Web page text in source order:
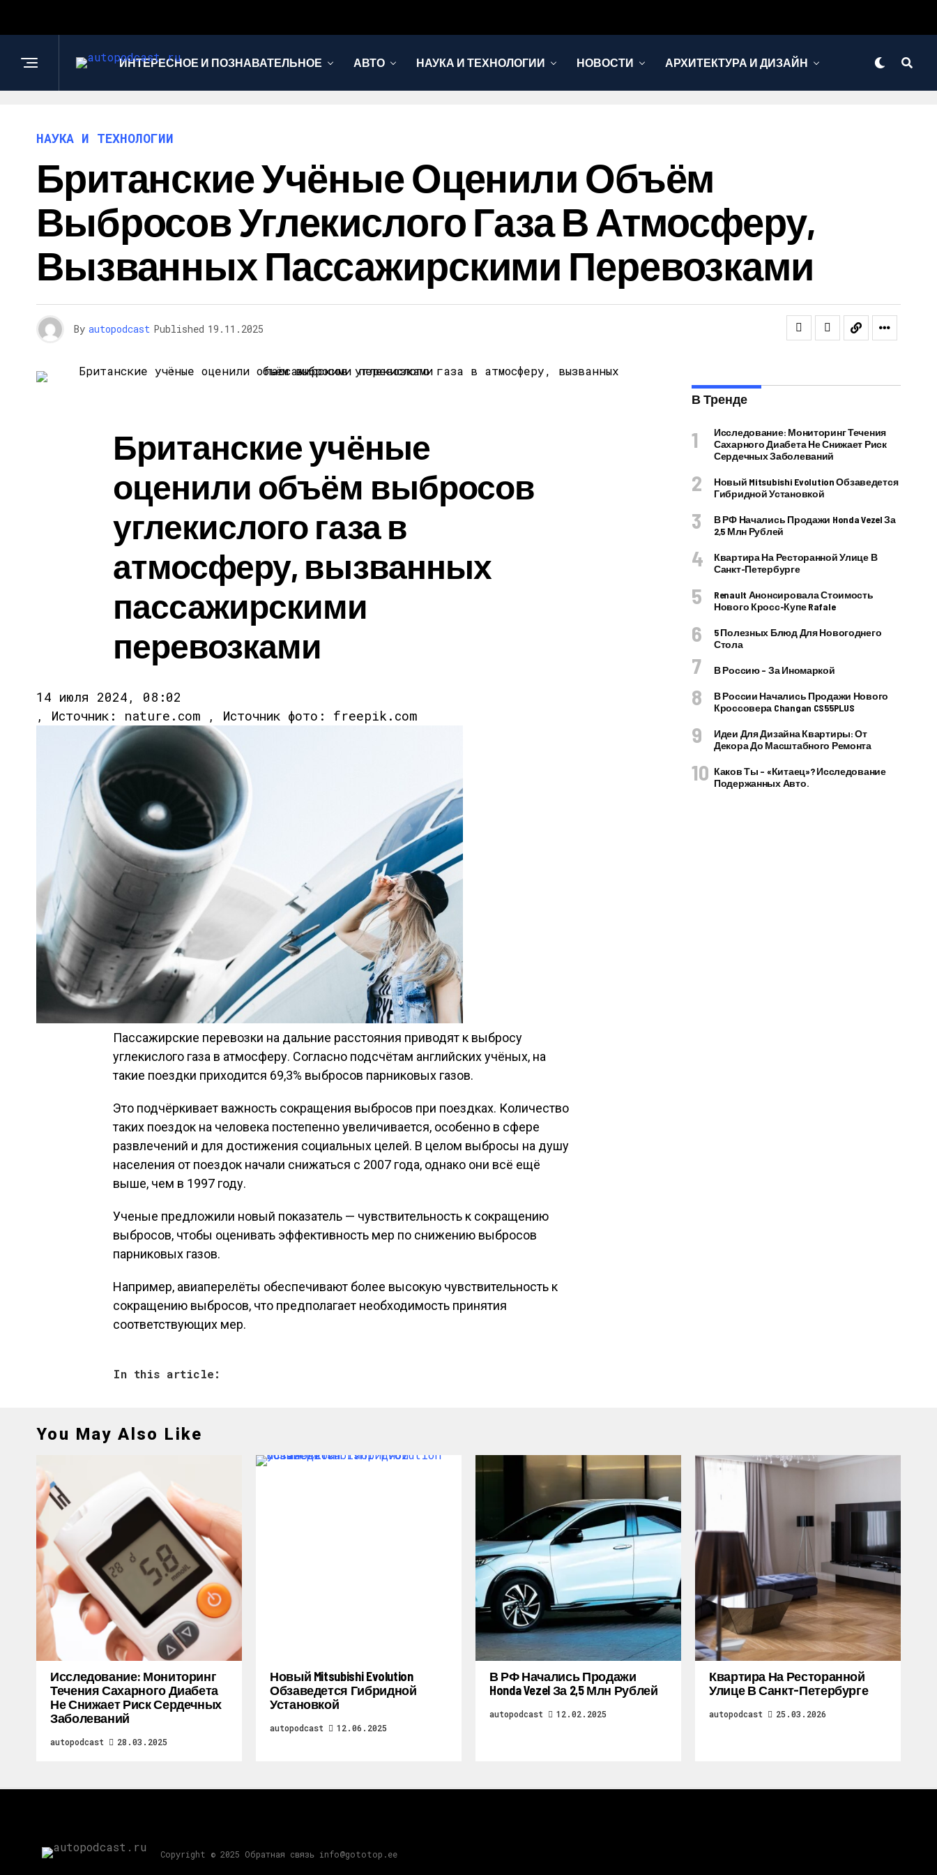
ИНТЕРЕСНОЕ И ПОЗНАВАТЕЛЬНОЕ АВТО НАУКА И ТЕХНОЛОГИИ НОВОСТИ АРХИТЕКТУРА И ДИЗАЙН
НАУКА И ТЕХНОЛОГИИ
Британские Учёные Оценили Объём
Выбросов Углекислого Газа В Атмосферу,
Вызванных Пассажирскими Перевозками
By autopodcast Published 19.11.2025
Британские учёные
оценили объём выбросов
углекислого газа в
атмосферу, вызванных
пассажирскими
перевозками
14 июля 2024, 08:02
, Источник: nature.com , Источник фото: freepik.com
Пассажирские перевозки на дальние расстояния приводят к выбросу
углекислого газа в атмосферу. Согласно подсчётам английских учёных, на
такие поездки приходится 69,3% выбросов парниковых газов.
Это подчёркивает важность сокращения выбросов при поездках. Количество
таких поездок на человека постепенно увеличивается, особенно в сфере
развлечений и для достижения социальных целей. В целом выбросы на душу
населения от поездок начали снижаться с 2007 года, однако они всё ещё
выше, чем в 1997 году.
Ученые предложили новый показатель — чувствительность к сокращению
выбросов, чтобы оценивать эффективность мер по снижению выбросов
парниковых газов.
Например, авиаперелёты обеспечивают более высокую чувствительность к
сокращению выбросов, что предполагает необходимость принятия
соответствующих мер.
In this article:
В Тренде
Исследование: Мониторинг Течения
Сахарного Диабета Не Снижает Риск
Сердечных Заболеваний
Новый Mitsubishi Evolution Обзаведется
Гибридной Установкой
В РФ Начались Продажи Honda Vezel За
2,5 Млн Рублей
Квартира На Ресторанной Улице В
Санкт-Петербурге
Renault Анонсировала Стоимость
Нового Кросс-Купе Rafale
5 Полезных Блюд Для Новогоднего
Стола
В Россию – За Иномаркой
В России Начались Продажи Нового
Кроссовера Changan CS55PLUS
Идеи Для Дизайна Квартиры: От
Декора До Масштабного Ремонта
Каков Ты – «китаец»? Исследование
Подержанных Авто.
You May Also Like
Исследование: Мониторинг
Течения Сахарного Диабета
Не Снижает Риск Сердечных
Заболеваний
autopodcast 28.03.2025
Новый Mitsubishi Evolution
Обзаведется Гибридной
Установкой
autopodcast 12.06.2025
В РФ Начались Продажи
Honda Vezel За 2,5 Млн Рублей
autopodcast 12.02.2025
Квартира На Ресторанной
Улице В Санкт-Петербурге
autopodcast 25.03.2026
Copyright © 2025 Обратная связь info@gototop.ee